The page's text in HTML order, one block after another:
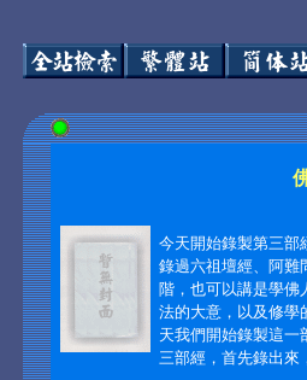
今天開始錄製第三部
錄過六祖壇經、阿難
階，也可以講是學佛
法的大意，以及修學
天我們開始錄製這一
三部經，首先錄出來